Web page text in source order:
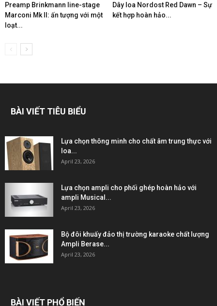
Preamp Brinkmann line-stage
Marconi Mk II: ấn tượng với một
loạt...
Dây loa Nordost Red Dawn – Sự
kết hợp hoàn hảo...
BÀI VIẾT TIÊU BIỂU
Lựa chọn thông minh cho chất âm trung thực với
loa...
April 23, 2026
Lựa chọn ampli cho phối ghép hoàn hảo với
ampli Musical...
April 23, 2026
Bộ đôi khuấy đảo thị trường karaoke chất lượng
Ampli Berase...
April 23, 2026
BÀI VIẾT PHỔ BIẾN